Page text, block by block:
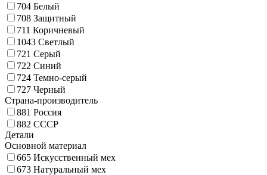
704 Белый
708 Защитный
711 Коричневый
1043 Светлый
721 Серый
722 Синий
724 Темно-серый
727 Черный
Страна-производитель
881 Россия
882 СССР
Детали
Основной материал
665 Искусственный мех
673 Натуральный мех